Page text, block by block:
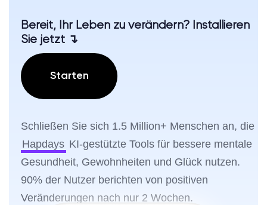
Bereit, Ihr Leben zu verändern? Installieren
Sie jetzt ↴
Starten
Schließen Sie sich 1.5 Million+ Menschen an, die
Hapdays KI-gestützte Tools für bessere mentale
Gesundheit, Gewohnheiten und Glück nutzen.
90% der Nutzer berichten von positiven
Veränderungen nach nur 2 Wochen.